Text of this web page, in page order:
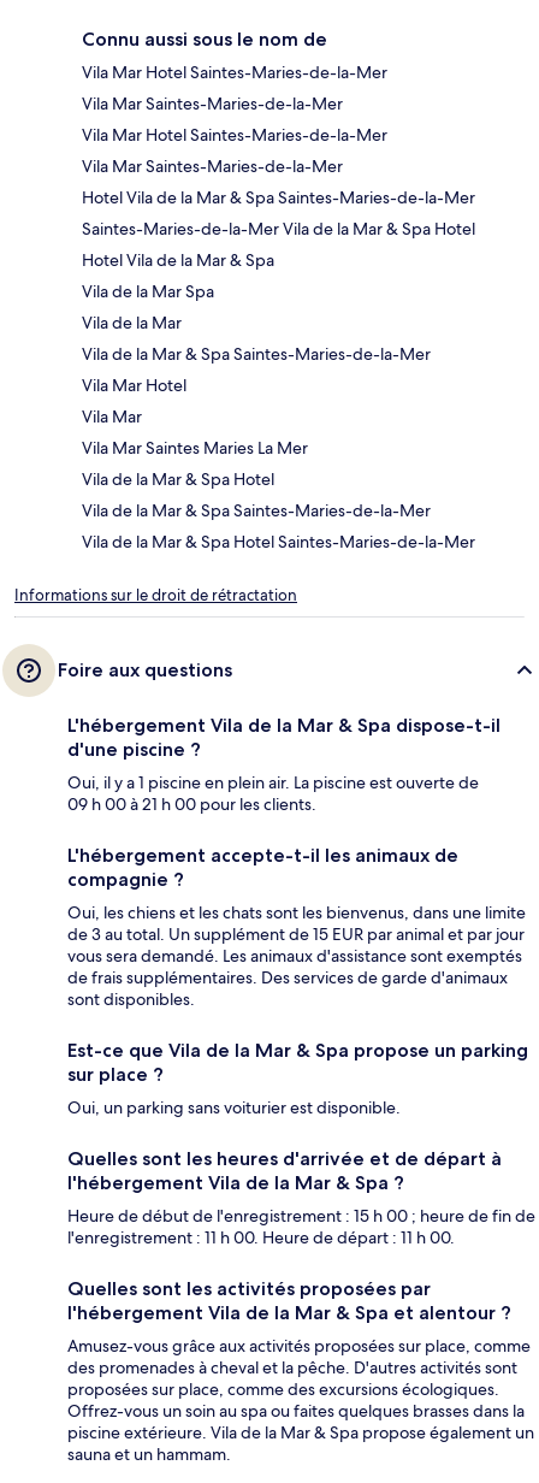
Connu aussi sous le nom de
Vila Mar Hotel Saintes-Maries-de-la-Mer
Vila Mar Saintes-Maries-de-la-Mer
Vila Mar Hotel Saintes-Maries-de-la-Mer
Vila Mar Saintes-Maries-de-la-Mer
Hotel Vila de la Mar & Spa Saintes-Maries-de-la-Mer
Saintes-Maries-de-la-Mer Vila de la Mar & Spa Hotel
Hotel Vila de la Mar & Spa
Vila de la Mar Spa
Vila de la Mar
Vila de la Mar & Spa Saintes-Maries-de-la-Mer
Vila Mar Hotel
Vila Mar
Vila Mar Saintes Maries La Mer
Vila de la Mar & Spa Hotel
Vila de la Mar & Spa Saintes-Maries-de-la-Mer
Vila de la Mar & Spa Hotel Saintes-Maries-de-la-Mer
Informations sur le droit de rétractation
Foire aux questions
L'hébergement Vila de la Mar & Spa dispose-t-il
d'une piscine ?
Oui, il y a 1 piscine en plein air. La piscine est ouverte de
09 h 00 à 21 h 00 pour les clients.
L'hébergement accepte-t-il les animaux de
compagnie ?
Oui, les chiens et les chats sont les bienvenus, dans une limite
de 3 au total. Un supplément de 15 EUR par animal et par jour
vous sera demandé. Les animaux d'assistance sont exemptés
de frais supplémentaires. Des services de garde d'animaux
sont disponibles.
Est-ce que Vila de la Mar & Spa propose un parking
sur place ?
Oui, un parking sans voiturier est disponible.
Quelles sont les heures d'arrivée et de départ à
l'hébergement Vila de la Mar & Spa ?
Heure de début de l'enregistrement : 15 h 00 ; heure de fin de
l'enregistrement : 11 h 00. Heure de départ : 11 h 00.
Quelles sont les activités proposées par
l'hébergement Vila de la Mar & Spa et alentour ?
Amusez-vous grâce aux activités proposées sur place, comme
des promenades à cheval et la pêche. D'autres activités sont
proposées sur place, comme des excursions écologiques.
Offrez-vous un soin au spa ou faites quelques brasses dans la
piscine extérieure. Vila de la Mar & Spa propose également un
sauna et un hammam.